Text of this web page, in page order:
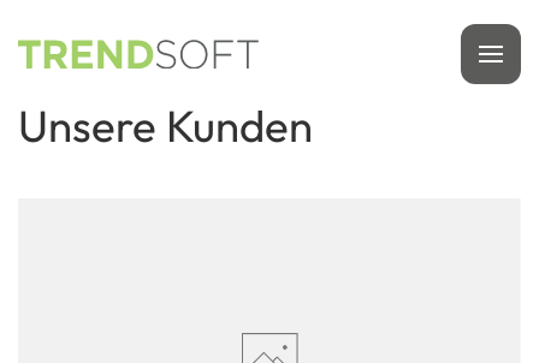
Zum
springen
Unsere Kunden